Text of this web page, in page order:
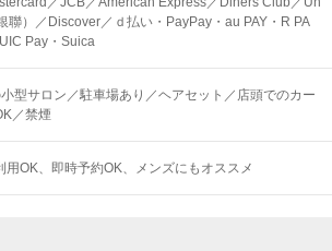
聯）／Discover／ｄ払い・PayPay・au PAY・R PA
Pay・Suica
型サロン／駐車場あり／ヘアセット／店頭でのカー
／禁煙
用OK 即時予約OK メンズにもオススメ